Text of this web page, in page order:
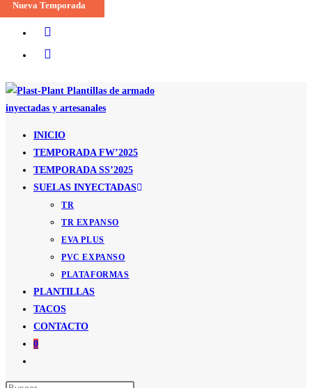
contenido
INICIO
TEMPORADA FW’2025
TEMPORADA SS’2025
SUELAS INYECTADAS
TR
TR EXPANSO
EVA PLUS
PVC EXPANSO
PLATAFORMAS
PLANTILLAS
TACOS
CONTACTO
0
Nueva Temporada
Nueva Temporada
Nueva Temporada
Nueva Temporada
Nueva Temporada
Nueva Temporada
Nueva Temporada
Nueva Temporada
Nueva Temporada
Nueva Temporada